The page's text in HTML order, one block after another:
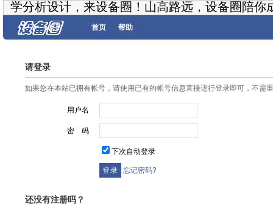
学分析设计，来设备圈！山高路远，设备圈陪你
首页 帮助
请登录
如果您在本站已拥有帐号，请使用已有的帐号信息直接进行登录即可，不需
用户名
密 码
下次自动登录
忘记密码?
还没有注册吗？